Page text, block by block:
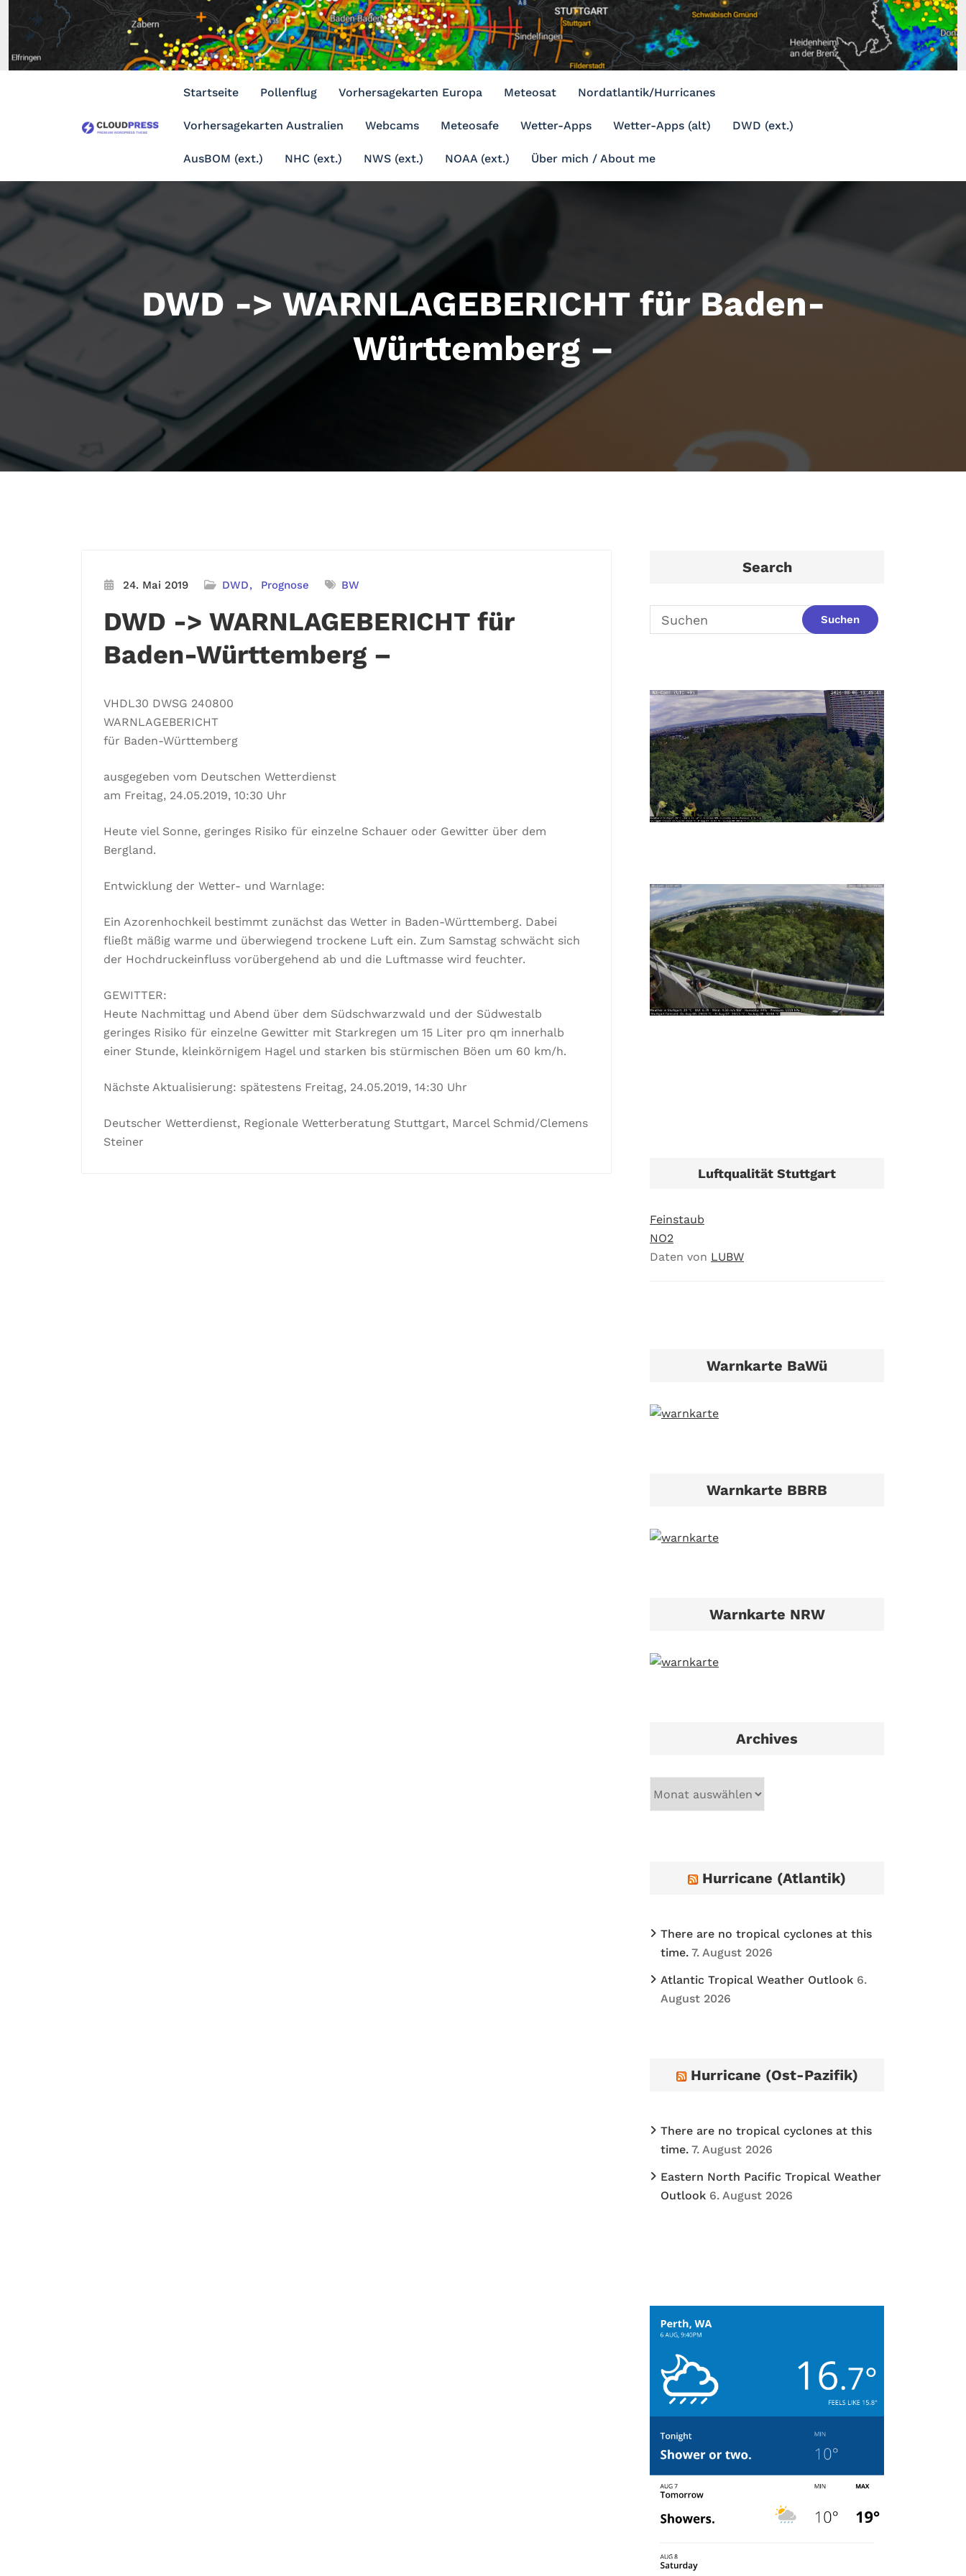
Inhalt
springen
Startseite Pollenflug Vorhersagekarten Europa Meteosat Nordatlantik/Hurricanes
Vorhersagekarten Australien Webcams Meteosafe Wetter-Apps Wetter-Apps (alt) DWD (ext.)
AusBOM (ext.) NHC (ext.) NWS (ext.) NOAA (ext.) Über mich / About me
DWD -> WARNLAGEBERICHT für Baden-
Württemberg –
24. Mai 2019 DWD Prognose BW
DWD -> WARNLAGEBERICHT für
Baden-Württemberg –
VHDL30 DWSG 240800
WARNLAGEBERICHT
für Baden-Württemberg
ausgegeben vom Deutschen Wetterdienst
am Freitag, 24.05.2019, 10:30 Uhr
Heute viel Sonne, geringes Risiko für einzelne Schauer oder Gewitter über dem
Bergland.
Entwicklung der Wetter- und Warnlage:
Ein Azorenhochkeil bestimmt zunächst das Wetter in Baden-Württemberg. Dabei
fließt mäßig warme und überwiegend trockene Luft ein. Zum Samstag schwächt sich
der Hochdruckeinfluss vorübergehend ab und die Luftmasse wird feuchter.
GEWITTER:
Heute Nachmittag und Abend über dem Südschwarzwald und der Südwestalb
geringes Risiko für einzelne Gewitter mit Starkregen um 15 Liter pro qm innerhalb
einer Stunde, kleinkörnigem Hagel und starken bis stürmischen Böen um 60 km/h.
Nächste Aktualisierung: spätestens Freitag, 24.05.2019, 14:30 Uhr
Deutscher Wetterdienst, Regionale Wetterberatung Stuttgart, Marcel Schmid/Clemens
Steiner
Search
Luftqualität Stuttgart
Feinstaub
NO2
Daten von LUBW
Warnkarte BaWü
Warnkarte BBRB
Warnkarte NRW
Archives
Hurricane (Atlantik)
There are no tropical cyclones at this
time. 7. August 2026
Atlantic Tropical Weather Outlook 6.
August 2026
Hurricane (Ost-Pazifik)
There are no tropical cyclones at this
time. 7. August 2026
Eastern North Pacific Tropical Weather
Outlook 6. August 2026